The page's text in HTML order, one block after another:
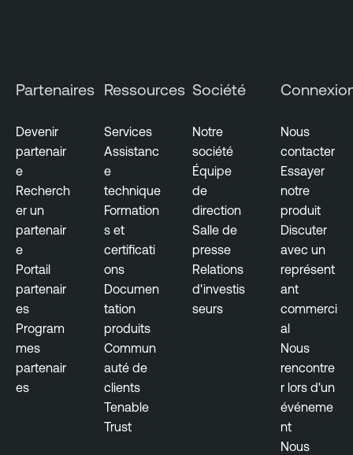
Partenaires
Devenir
partenair
e
Recherch
er un
partenair
e
Portail
partenair
es
Program
mes
partenair
es
Ressources
Services
Assistanc
e
technique
Formation
s et
certificati
ons
Documen
tation
produits
Commun
auté de
clients
Tenable
Trust
Société
Notre
société
Équipe
de
direction
Salle de
presse
Relations
d'investis
seurs
Nous
contacter
Essayer
notre
produit
Discuter
avec un
représent
ant
commerci
al
Nous
rencontre
r lors d'un
événeme
nt
Nous